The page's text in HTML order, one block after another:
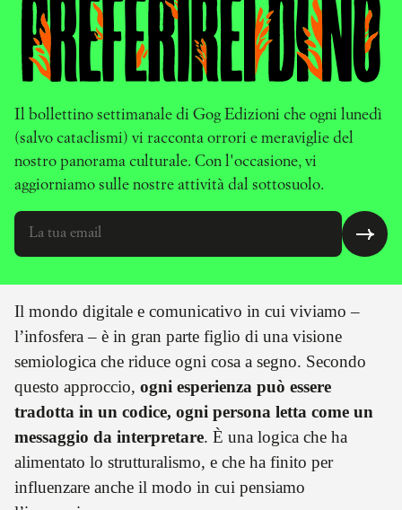
Il bollettino settimanale di Gog Edizioni che ogni lunedì
(salvo cataclismi) vi racconta orrori e meraviglie del
nostro panorama culturale. Con l'occasione, vi
aggiorniamo sulle nostre attività dal sottosuolo.
Il mondo digitale e comunicativo in cui viviamo –
l’infosfera – è in gran parte figlio di una visione
semiologica che riduce ogni cosa a segno. Secondo
questo approccio, ogni esperienza può essere
tradotta in un codice, ogni persona letta come un
messaggio da interpretare. È una logica che ha
alimentato lo strutturalismo, e che ha finito per
influenzare anche il modo in cui pensiamo